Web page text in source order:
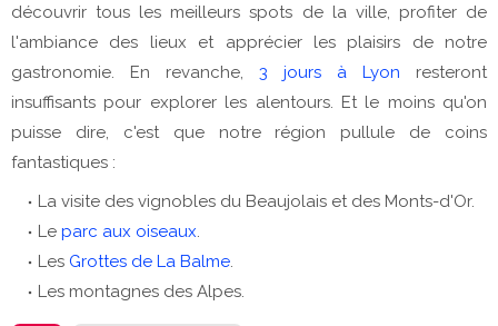
découvrir tous les meilleurs spots de la ville, profiter de
l'ambiance des lieux et apprécier les plaisirs de notre
gastronomie. En revanche, 3 jours à Lyon resteront
insuffisants pour explorer les alentours. Et le moins qu'on
puisse dire, c'est que notre région pullule de coins
fantastiques :
La visite des vignobles du Beaujolais et des Monts-d'Or.
Le parc aux oiseaux
Les Grottes de La Balme
Les montagnes des Alpes.